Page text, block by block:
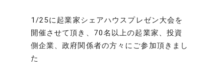
1/25に起業家シェアハウスプレゼン大会を
開催させて頂き、70名以上の起業家、投資
側企業、政府関係者の方々にご参加頂きまし
た